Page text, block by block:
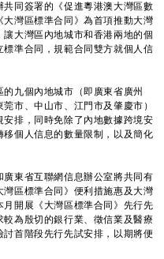
同簽署的《促進粵港澳大灣區數
灣區標準合同》為首項推動大灣
大灣區內地城市和香港兩地的個
準合同，規範合同雙方就個人信
九個內地城市（即廣東省廣州
市、中山市、江門市及肇慶市）
排，同時免除了內地數據跨境安
個人信息的數量限制，以及簡化
東省互聯網信息辦公室將共同有
區標準合同》便利措施惠及大灣
開展《大灣區標準合同》先行先
為殷切的銀行業、徵信業及醫療
首階段先行先試安排，以期將便